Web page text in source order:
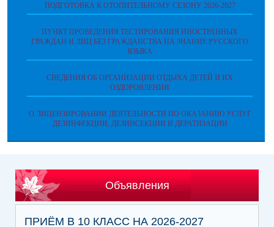
ПОДГОТОВКА К ОТОПИТЕЛЬНОМУ СЕЗОНУ 2026-2027
ПУНКТ ПРОВЕДЕНИЯ ТЕСТИРОВАНИЯ ИНОСТРАННЫХ
ГРАЖДАН И ЛИЦ БЕЗ ГРАЖДАНСТВА НА ЗНАНИЕ РУССКОГО
ЯЗЫКА
СВЕДЕНИЯ ОБ ОРГАНИЗАЦИИ ОТДЫХА ДЕТЕЙ И ИХ
ОЗДОРОВЛЕНИИ
О ЛИЦЕНЗИРОВАНИИ ДЕЯТЕЛЬНОСТИ ПО ОКАЗАНИЮ УСЛУГ
ДЕЗИНФЕКЦИИ, ДЕЗИНСЕКЦИИ И ДЕРАТИЗАЦИИ
Объявления
ПРИЁМ В 10 КЛАСС НА 2026-2027